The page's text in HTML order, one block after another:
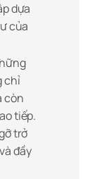
dựa
của
chỉ
còn
tiếp.
trở
đầy